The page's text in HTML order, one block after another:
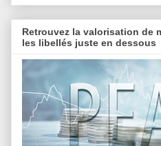
Retrouvez la valorisation de
les libellés juste en dessous